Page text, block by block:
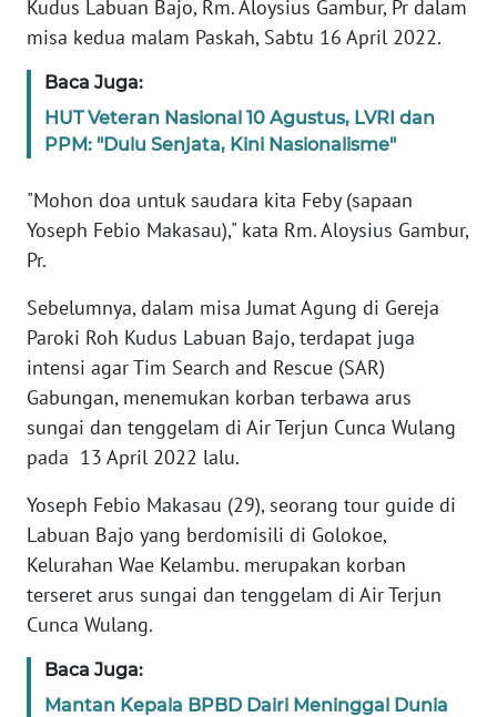
Kudus Labuan Bajo, Rm. Aloysius Gambur, Pr dalam
misa kedua malam Paskah, Sabtu 16 April 2022.
Baca Juga:
HUT Veteran Nasional 10 Agustus, LVRI dan
PPM: "Dulu Senjata, Kini Nasionalisme"
"Mohon doa untuk saudara kita Feby (sapaan
Yoseph Febio Makasau)," kata Rm. Aloysius Gambur,
Pr.
Sebelumnya, dalam misa Jumat Agung di Gereja
Paroki Roh Kudus Labuan Bajo, terdapat juga
intensi agar Tim Search and Rescue (SAR)
Gabungan, menemukan korban terbawa arus
sungai dan tenggelam di Air Terjun Cunca Wulang
pada 13 April 2022 lalu.
Yoseph Febio Makasau (29), seorang tour guide di
Labuan Bajo yang berdomisili di Golokoe,
Kelurahan Wae Kelambu. merupakan korban
terseret arus sungai dan tenggelam di Air Terjun
Cunca Wulang.
Baca Juga:
Mantan Kepala BPBD Dairi Meninggal Dunia
Wahana
Regional
SUMUT
WN
JABAR
WN
BANTEN
WN
NTT
WN
KEPRI
WN
PAPUA